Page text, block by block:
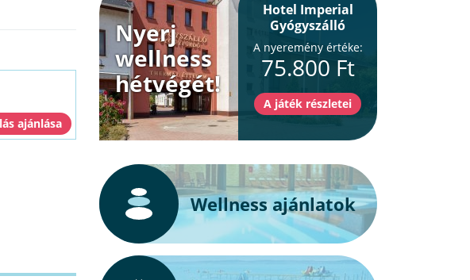
Nyerj
wellness
hétvégét!
Hotel Imperial
Gyógyszálló
A nyeremény értéke:
75.800 Ft
Wellness ajánlatok